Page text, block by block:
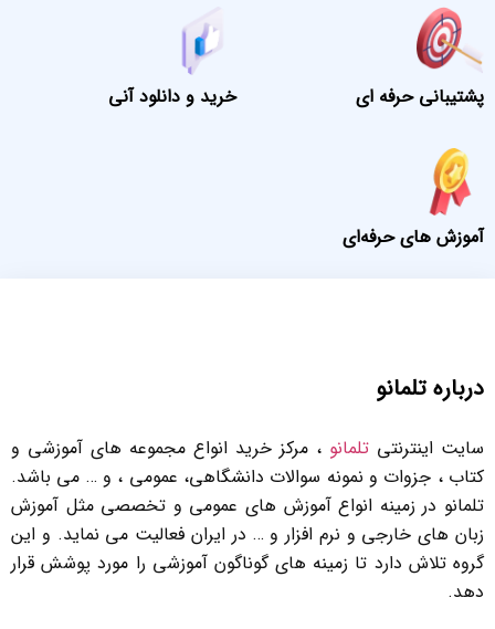
پشتیبانی حرفه ای خرید و دانلود آنی
آموزش های حرفه‌ای
درباره تلمانو
سایت اینترنتی تلمانو ، مرکز خرید انواع مجموعه های آموزشی و
کتاب ، جزوات و نمونه سوالات دانشگاهی، عمومی ، و … می باشد.
تلمانو در زمینه انواع آموزش های عمومی و تخصصی مثل آموزش
زبان های خارجی و نرم افزار و … در ایران فعالیت می نماید. و این
گروه تلاش دارد تا زمینه های گوناگون آموزشی را مورد پوشش قرار
دهد.